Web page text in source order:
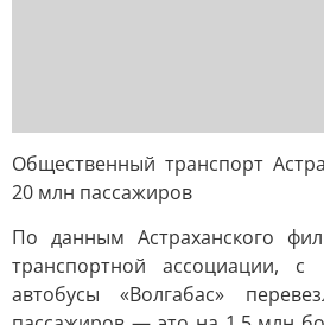
Общественный транспорт
20 млн пассажиров
По данным Астраханского
транспортной ассоциации,
автобусы «Волгабас»